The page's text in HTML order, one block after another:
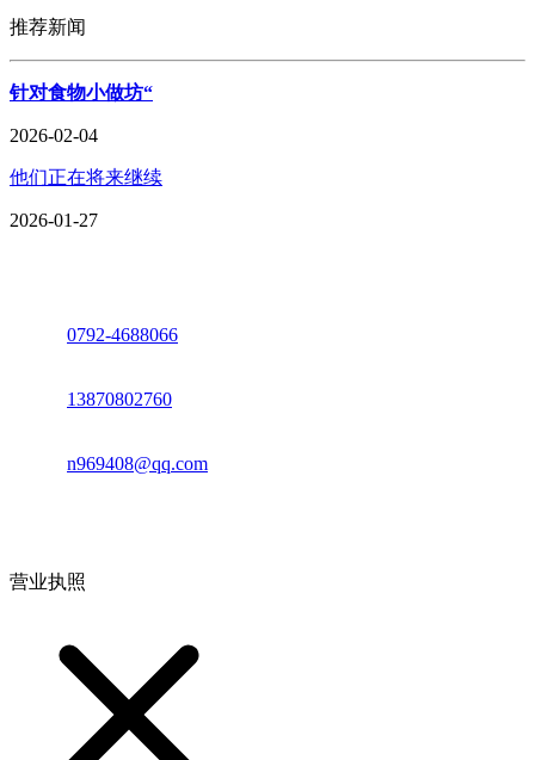
推荐新闻
针对食物小做坊“
2026-02-04
他们正在将来继续
2026-01-27
0792-4688066
13870802760
n969408@qq.com
营业执照